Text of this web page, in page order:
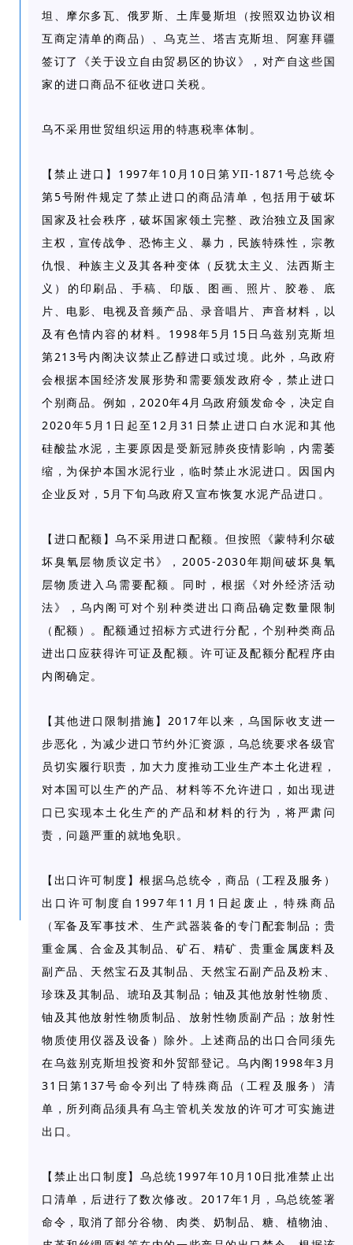
坦、摩尔多瓦、俄罗斯、土库曼斯坦（按照双边协议相
互商定清单的商品）、乌克兰、塔吉克斯坦、阿塞拜疆
签订了《关于设立自由贸易区的协议》，对产自这些国
家的进口商品不征收进口关税。
乌不采用世贸组织运用的特惠税率体制。
【禁止进口】 1997年 10 月 10 日第УП-1871 号总统令
第5号附件规定了禁止进口的商品清单，包括用于破坏
国家及社会秩序，破坏国家领土完整、政治独立及国家
主权，宣传战争、恐怖主义、暴力，民族特殊性，宗教
仇恨、种族主义及其各种变体（反犹太主义、法西斯主
义）的印刷品、手稿、印版、图画、照片、胶卷、底
片、电影、电视及音频产品、录音唱片、声音材料，以
及有色情内容的材料。 1998年5 月 15 日乌兹别克斯坦
第213号内阁决议禁止乙醇进口或过境。此外，乌政府
会根据本国经济发展形势和需要颁发政府令，禁止进口
个别商品。例如， 2020年4 月乌政府颁发命令，决定自
2020年5 月 1 日起至 12 月 31 日禁止进口白水泥和其他
硅酸盐水泥，主要原因是受新冠肺炎疫情影响，内需萎
缩，为保护本国水泥行业，临时禁止水泥进口。因国内
企业反对， 5 月下旬乌政府又宣布恢复水泥产品进口。
【进口配额】乌不采用进口配额。但按照《蒙特利尔破
坏臭氧层物质议定书》， 2005-2030年期间破坏臭氧
层物质进入乌需要配额。同时，根据《对外经济活动
法》，乌内阁可对个别种类进出口商品确定数量限制
（配额）。配额通过招标方式进行分配，个别种类商品
进出口应获得许可证及配额。许可证及配额分配程序由
内阁确定。
【其他进口限制措施】 2017年以来，乌国际收支进一
步恶化，为减少进口节约外汇资源，乌总统要求各级官
员切实履行职责，加大力度推动工业生产本土化进程，
对本国可以生产的产品、材料等不允许进口，如出现进
口已实现本土化生产的产品和材料的行为，将严肃问
责，问题严重的就地免职。
【出口许可制度】根据乌总统令，商品（工程及服务）
出口许可制度自 1997 年 11 月 1 日起废止，特殊商品
（军备及军事技术、生产武器装备的专门配套制品；贵
重金属、合金及其制品、矿石、精矿、贵重金属废料及
副产品、天然宝石及其制品、天然宝石副产品及粉末、
珍珠及其制品、琥珀及其制品；铀及其他放射性物质、
铀及其他放射性物质制品、放射性物质副产品；放射性
物质使用仪器及设备）除外。上述商品的出口合同须先
在乌兹别克斯坦投资和外贸部登记。乌内阁 1998年3 月
31 日第 137号命令列出了特殊商品（工程及服务）清
单，所列商品须具有乌主管机关发放的许可才可实施进
出口。
【禁止出口制度】乌总统 1997年 10 月 10 日批准禁止出
口清单，后进行了数次修改。 2017年1 月，乌总统签署
命令，取消了部分谷物、肉类、奶制品、糖、植物油、